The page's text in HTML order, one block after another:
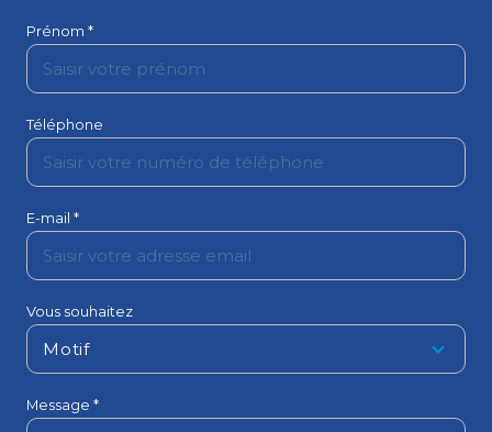
Prénom *
Téléphone
E-mail *
Vous souhaitez
Motif
Message *